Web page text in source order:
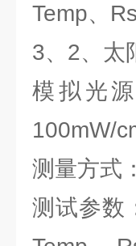
Temp、
3、2、太
模拟光
100mW/
测量方式
测试参数